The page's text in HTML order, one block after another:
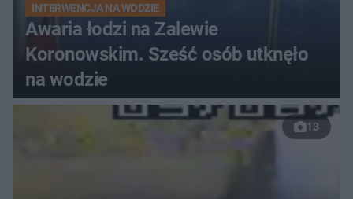
INTERWENCJA NA WODZIE
Awaria łodzi na Zalewie
Koronowskim. Sześć osób utknęło
na wodzie
13